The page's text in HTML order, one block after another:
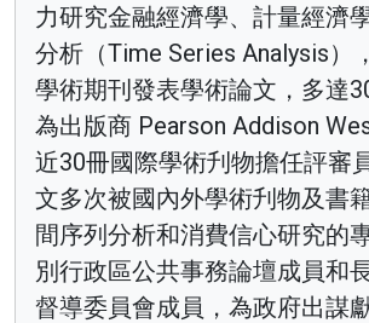
力研究金融經濟學、計量經濟
分析（Time Series Analysis）
學術期刊發表學術論文，多達
為出版商 Pearson Addison
近30冊國際學術刋物擔任評審
文多次被國內外學術刋物及書
間序列分析和消費信心研究的
別行政區公共事務論壇成員和
督導委員會成員，為政府出謀獻